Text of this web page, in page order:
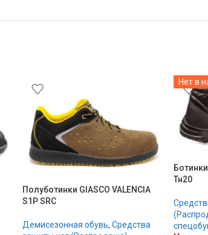
Полуботинки GIASCO VALENCIA
S1P SRC
Демисезонная обувь, Средства
Нет в
Тн20